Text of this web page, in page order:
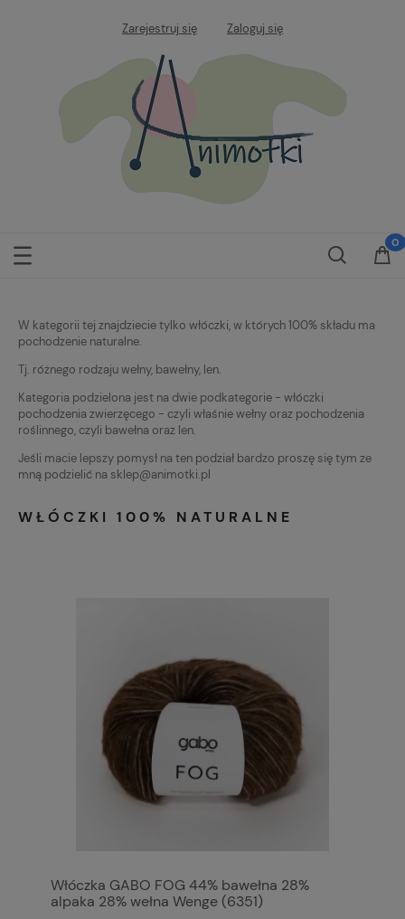
Zarejestruj się Zaloguj się
W kategorii tej znajdziecie tylko włóczki, w których 100% składu ma
pochodzenie naturalne.
Tj. różnego rodzaju wełny, bawełny, len.
Kategoria podzielona jest na dwie podkategorie - włóczki
pochodzenia zwierzęcego - czyli właśnie wełny oraz pochodzenia
roślinnego, czyli bawełna oraz len.
Jeśli macie lepszy pomysł na ten podział bardzo proszę się tym ze
mną podzielić na sklep@animotki.pl
WŁÓCZKI 100% NATURALNE
Włóczka GABO FOG 44% bawełna 28%
alpaka 28% wełna Wenge (6351)